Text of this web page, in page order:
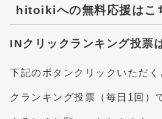
hitoikiへの無料応援はこ
INクリックランキング投票
下記のボタンクリックいただ
クランキング投票（毎日1回）